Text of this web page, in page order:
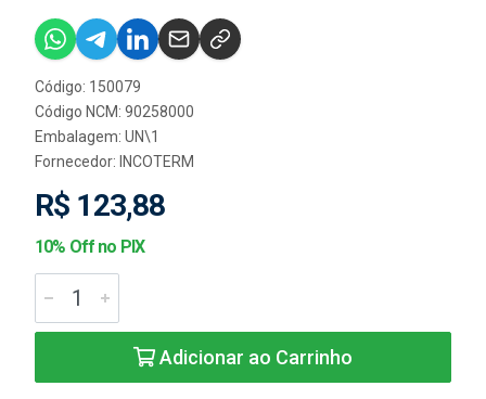
Código: 150079
Código NCM: 90258000
Embalagem: UN\1
Fornecedor: INCOTERM
R$ 123,88
10% Off no PIX
Adicionar ao Carrinho